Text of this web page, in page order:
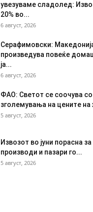
увезуваме сладолед:
20% во...
6 август, 2026
Серафимовски:
произведува повеќе
ја...
6 август, 2026
ФАО: Светот се соочува
зголемувања на цените на
5 август, 2026
Извозот во јуни порасна
производи и пазари го...
5 август, 2026